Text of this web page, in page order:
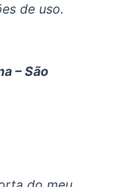
de uso.
– São